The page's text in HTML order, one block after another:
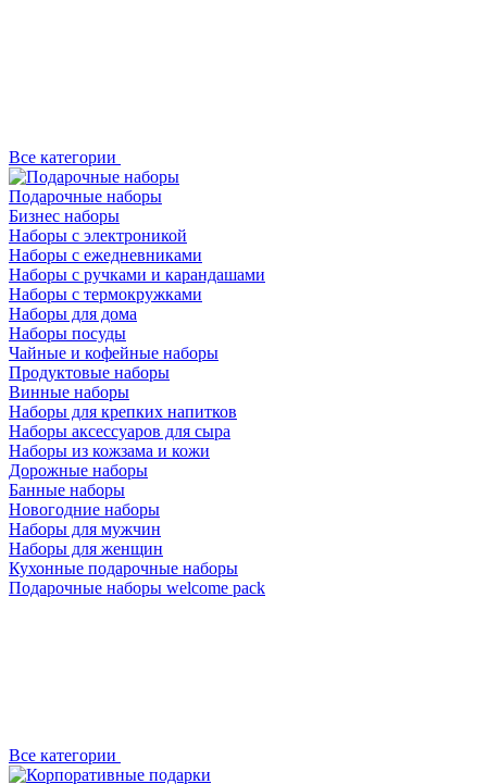
Все категории
Подарочные наборы
Бизнес наборы
Наборы с электроникой
Наборы с ежедневниками
Наборы с ручками и карандашами
Наборы с термокружками
Наборы для дома
Наборы посуды
Чайные и кофейные наборы
Продуктовые наборы
Винные наборы
Наборы для крепких напитков
Наборы аксессуаров для сыра
Наборы из кожзама и кожи
Дорожные наборы
Банные наборы
Новогодние наборы
Наборы для мужчин
Наборы для женщин
Кухонные подарочные наборы
Подарочные наборы welcome pack
Все категории